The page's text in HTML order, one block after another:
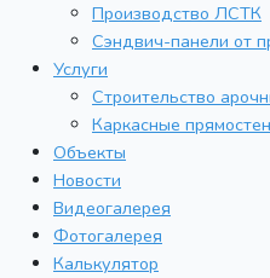
Производство ЛСТК
Сэндвич-панели от
Услуги
Строительство
Каркасные
Объекты
Новости
Видеогалерея
Фотогалерея
Калькулятор